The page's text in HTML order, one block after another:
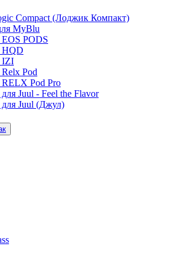
Compact (Лоджик Компакт)
MyBlu
PODS
HQD
IZI
Pod
Pod Pro
Juul - Feel the Flavor
Juul (Джул)